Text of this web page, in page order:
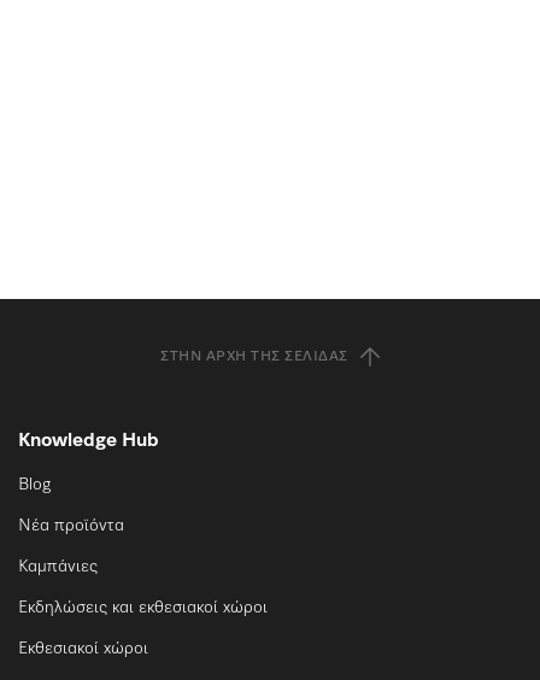
ΣΤΗΝ ΑΡΧΉ ΤΗΣ ΣΕΛΊΔΑΣ
Knowledge Hub
Blog
Νέα προϊόντα
Καμπάνιες
Εκδηλώσεις και εκθεσιακοί χώροι
Εκθεσιακοί χώροι